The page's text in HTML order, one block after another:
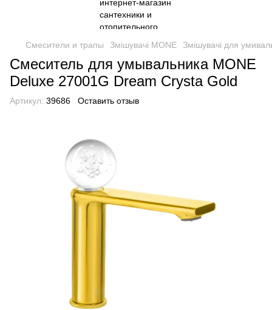
Смесители и трапы Змішувачі MONE Змішувачі для
Смеситель для умывальника MONE
Deluxe 27001G Dream Crysta Gold
Артикул: 39686 Оставить отзыв